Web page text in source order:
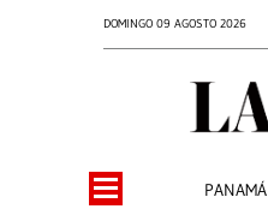
DOMINGO 09 AGOSTO 2026
PANAMÁ